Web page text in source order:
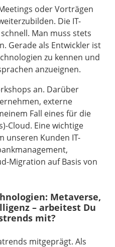
oder Vorträgen
Die IT-
Man muss stets
Gerade als Entwickler ist
zu kennen und
anzueignen.
an. Darüber
externe
Fall eines für die
Cloud. Eine wichtige
unseren Kunden IT-
Migration auf Basis von
Metaverse,
– arbeitest Du
mit?
mitgeprägt. Als